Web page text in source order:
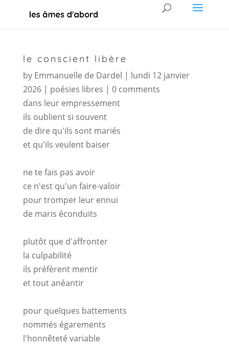
le conscient libère
by Emmanuelle de Dardel | lundi 12 janvier
2026| poésies libres | 0 comments
dans leur empressement
ils oublient si souvent
de dire qu'ils sont mariés
et qu'ils veulent baiser
ne te fais pas avoir
ce n'est qu'un faire-valoir
pour tromper leur ennui
de maris éconduits
plutôt que d'affronter
la culpabilité
ils préfèrent mentir
et tout anéantir
pour quelques battements
nommés égarements
l'honnêteté variable